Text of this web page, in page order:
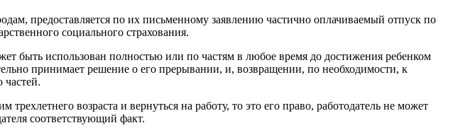
предоставляется по их письменному заявлению частично оплачиваемый отпуск по
социального страхования.
быть использован пол­ностью или по частям в любое время до достижения ребенком
принимает решение о его прерывании, и, возвращении, по необходимости, к
частей.
возрас­та и вернуться на работу, то это его право, работодатель не мо­жет
соответствующий факт.